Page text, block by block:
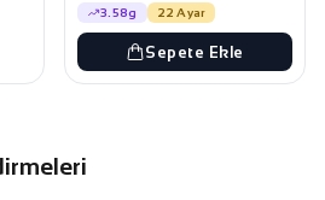
3.58g 22 Ayar
Sepete Ekle